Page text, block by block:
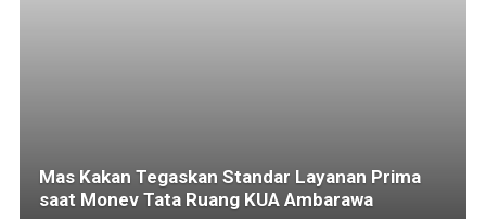
Mas Kakan Tegaskan Standar Layanan Prima
saat Monev Tata Ruang KUA Ambarawa